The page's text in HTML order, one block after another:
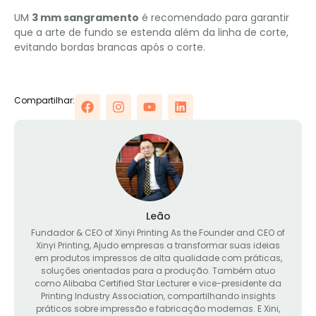
UM 3 mm sangramento é recomendado para garantir
que a arte de fundo se estenda além da linha de corte,
evitando bordas brancas após o corte.
Compartilhar:
Leão
Fundador & CEO of Xinyi Printing As the Founder and CEO of
Xinyi Printing, Ajudo empresas a transformar suas ideias
em produtos impressos de alta qualidade com práticas,
soluções orientadas para a produção. Também atuo
como Alibaba Certified Star Lecturer e vice-presidente da
Printing Industry Association, compartilhando insights
práticos sobre impressão e fabricação modernas. E Xini,